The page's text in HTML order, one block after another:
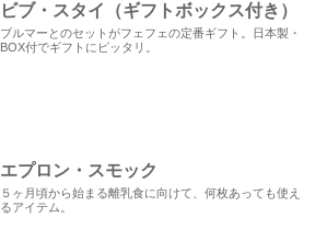
ビブ・スタイ（ギフトボックス付き）
ブルマーとのセットがフェフェの定番ギフト。日本製・
BOX付でギフトにピッタリ。
エプロン・スモック
５ヶ月頃から始まる離乳食に向けて、何枚あっても使え
るアイテム。